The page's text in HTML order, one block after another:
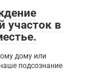
участок в
дому или
подсознание